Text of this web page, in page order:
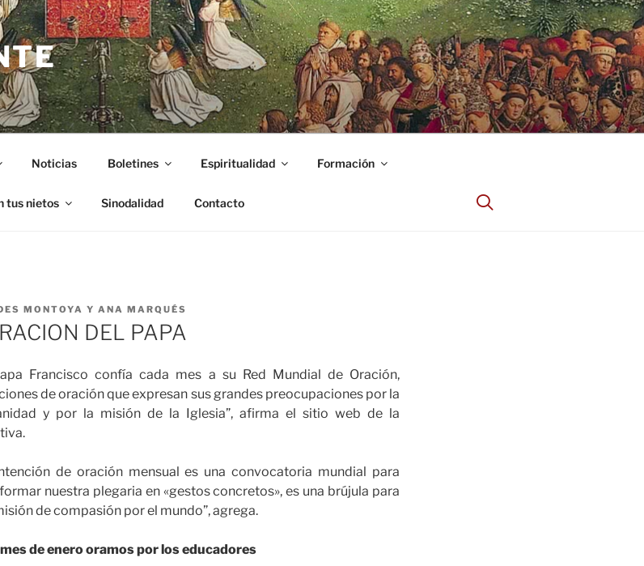
Noticias Boletines Espiritualidad Formación
tus nietos Sinodalidad Contacto
MONTOYA Y ANA MARQUÉS
DEL PAPA
Francisco confía cada mes a su Red Mundial de Oración,
de oración que expresan sus grandes preocupaciones por la
y por la misión de la Iglesia”, afirma el sitio web de la
de oración mensual es una convocatoria mundial para
nuestra plegaria en «gestos concretos», es una brújula para
de compasión por el mundo”, agrega.
de enero oramos por los educadores